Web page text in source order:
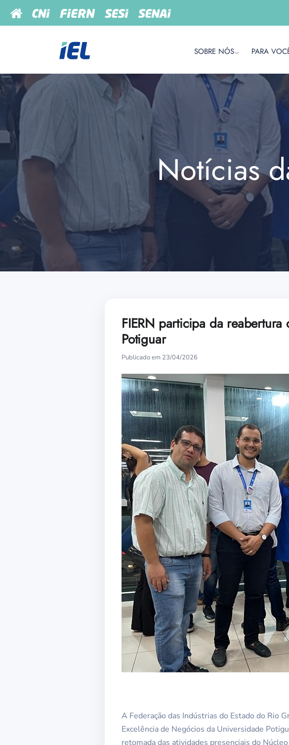
SOBRE NÓS PARA
Notícias
FIERN participa da
Potiguar
Publicado em 23/04/2026
A Federação das Indústrias do Estado do Rio
Excelência de Negócios da Universidade
retomada das atividades presenciais do